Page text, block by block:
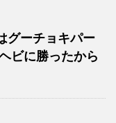
グーチョキパー
ビに勝ったから